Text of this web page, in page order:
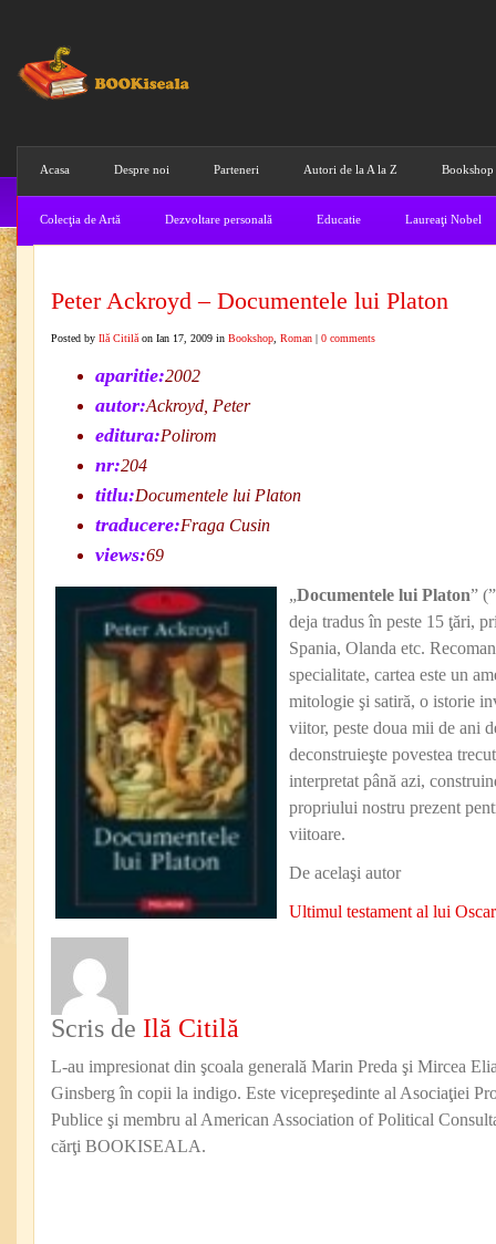
Acasa Despre noi Parteneri Autori de la A la Z Bookshop
Colecţia de Artă Dezvoltare personală Educatie Laureaţi Nobel
Peter Ackroyd – Documentele lui Platon
Posted by Ilă Citilă on Ian 17, 2009 in Bookshop Roman | 0 comments
aparitie:2002
autor:Ackroyd, Peter
editura:Polirom
nr:204
titlu:Documentele lui Platon
traducere:Fraga Cusin
views:69
„Documentele lui Platon”
deja tradus în peste 15 ţări,
Spania, Olanda etc.
specialitate, cartea este un
mitologie şi satiră, o istorie
viitor, peste doua mii de ani
deconstruieşte povestea
interpretat până azi,
propriului nostru prezent
viitoare.
De acelaşi autor
Ultimul testament al lui
Scris de Ilă Citilă
L-au impresionat din şcoala generală Marin Preda şi Mircea
Ginsberg în copii la indigo. Este vicepreşedinte al Asociaţiei
Publice şi membru al American Association of Political
cărţi BOOKISEALA.